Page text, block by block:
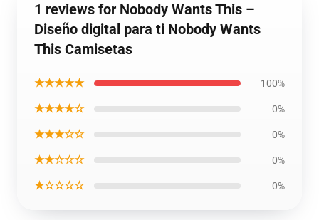
1 reviews for Nobody Wants This –
Diseño digital para ti Nobody Wants
This Camisetas
★★★★★ 100%
★★★★☆ 0%
★★★☆☆ 0%
★★☆☆☆ 0%
★☆☆☆☆ 0%